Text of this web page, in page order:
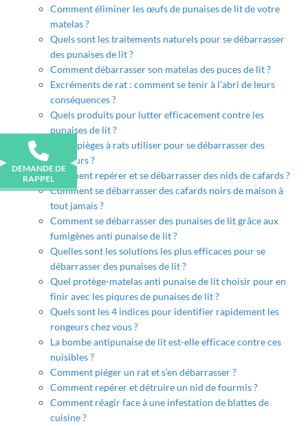
Comment éliminer les œufs de punaises de lit de votre
matelas ?
Quels sont les traitements naturels pour se débarrasser
des punaises de lit ?
Comment débarrasser son matelas des puces de lit ?
Excréments de rat : comment se tenir à l’abri de leurs
conséquences ?
Quels produits pour lutter efficacement contre les
punaises de lit ?
Quels pièges à rats utiliser pour se débarrasser des
rongeurs ?
Comment repérer et se débarrasser des nids de cafards ?
Comment se débarrasser des cafards noirs de maison à
tout jamais ?
Comment se débarrasser des punaises de lit grâce aux
fumigènes anti punaise de lit ?
Quelles sont les solutions les plus efficaces pour se
débarrasser des punaises de lit ?
Quel protège-matelas anti punaise de lit choisir pour en
finir avec les piqures de punaises de lit ?
Quels sont les 4 indices pour identifier rapidement les
rongeurs chez vous ?
La bombe antipunaise de lit est-elle efficace contre ces
nuisibles ?
Comment piéger un rat et s’en débarrasser ?
Comment repérer et détruire un nid de fourmis ?
Comment réagir face à une infestation de blattes de
cuisine ?
DEMANDE DE
RAPPEL